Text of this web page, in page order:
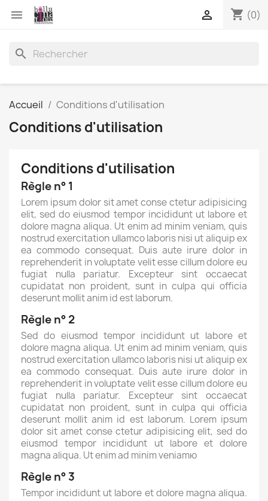
 shopping_cart (0)

search
Accueil Conditions d'utilisation
Conditions d'utilisation
Conditions d'utilisation
Règle n° 1
Lorem ipsum dolor sit amet conse ctetur adipisicing
elit, sed do eiusmod tempor incididunt ut labore et
dolore magna aliqua. Ut enim ad minim veniam, quis
nostrud exercitation ullamco laboris nisi ut aliquip ex
ea commodo consequat. Duis aute irure dolor in
reprehenderit in voluptate velit esse cillum dolore eu
fugiat nulla pariatur. Excepteur sint occaecat
cupidatat non proident, sunt in culpa qui officia
deserunt mollit anim id est laborum.
Règle n° 2
Sed do eiusmod tempor incididunt ut labore et
dolore magna aliqua. Ut enim ad minim veniam, quis
nostrud exercitation ullamco laboris nisi ut aliquip ex
ea commodo consequat. Duis aute irure dolor in
reprehenderit in voluptate velit esse cillum dolore eu
fugiat nulla pariatur. Excepteur sint occaecat
cupidatat non proident, sunt in culpa qui officia
deserunt mollit anim id est laborum. Lorem ipsum
dolor sit amet conse ctetur adipisicing elit, sed do
eiusmod tempor incididunt ut labore et dolore
magna aliqua. Ut enim ad minim veniamю
Règle n° 3
Tempor incididunt ut labore et dolore magna aliqua.